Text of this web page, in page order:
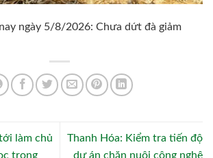
ngày 5/8/2026: Chưa dứt đà giảm
làm chủ
trong
Thanh Hóa: Kiểm tra tiến độ
dự án chăn nuôi công nghệ